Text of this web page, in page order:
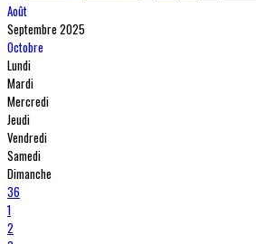
Août
Septembre 2025
Octobre
Lundi
Mardi
Mercredi
Jeudi
Vendredi
Samedi
Dimanche
36
1
2